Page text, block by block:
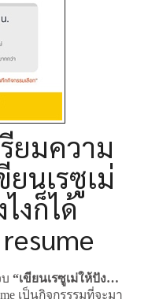
ยมความ
นเรซูเม่
งก็ได้
“เขียนเรซูเม่ให้ปัง…
เป็นกิจกรรรมที่จะมา